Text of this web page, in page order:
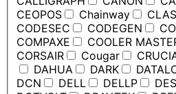
CEOPOS
Chainway
CODESEC
CODEGEN
COMPAXE
COOLER
CORSAIR
Cougar
DAHUA
DARK
DCN
DELL DELLP